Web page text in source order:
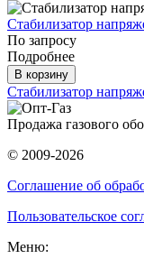
Стабилизатор
По запросу
Подробнее
В корзину
Стабилизатор
Продажа газового
© 2009-2026
Соглашение об
Пользовательское
Меню: